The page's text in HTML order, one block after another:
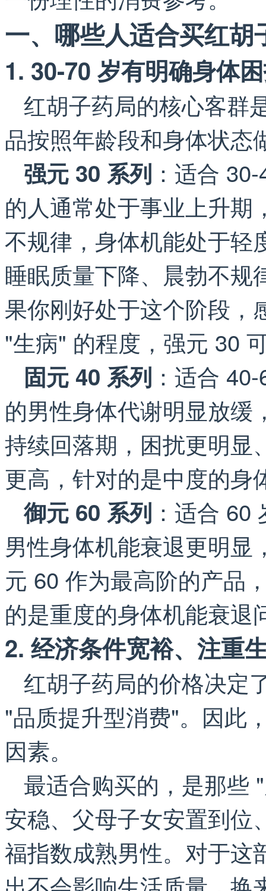
一、哪些人适合买红胡
1. 30-70 岁有明确身体
红胡子药局的核心客群
品按照年龄段和身体状态
强元 30 系列 ：适合
的人通常处于事业上升期
不规律，身体机能处于轻
睡眠质量下降、晨勃不规
果你刚好处于这个阶段，
"生病" 的程度，强元 30
固元 40 系列 ：适合
的男性身体代谢明显放缓
持续回落期，困扰更明显
更高，针对的是中度的身
御元 60 系列 ：适合
男性身体机能衰退更明
元 60 作为最高阶的产品
的是重度的身体机能衰退
2. 经济条件宽裕、注重
红胡子药局的价格决定
"品质提升型消费"。因此
因素。
最适合购买的，是那些
安稳、父母子女安置到位
福指数成熟男性。对于这